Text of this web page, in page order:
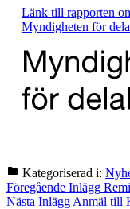
Länk till rapporten
Myndigheten för
Kategoriserad i:
Hoppa
tillbaka
Föregående Inlägg
Nästa Inlägg Anmäl till